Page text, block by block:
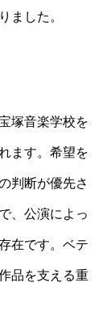
ました。
塚音楽学校を
ます。希望を
判断が優先さ
、公演によっ
在です。ベテ
品を支える重